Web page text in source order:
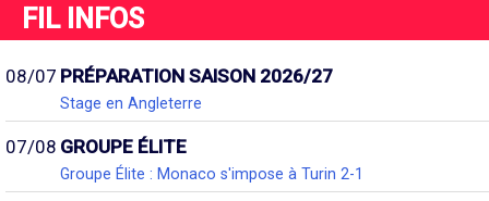
FIL INFOS
08/07 PRÉPARATION SAISON 2026/27
Stage en Angleterre
07/08 GROUPE ÉLITE
Groupe Élite : Monaco s'impose à Turin 2-1